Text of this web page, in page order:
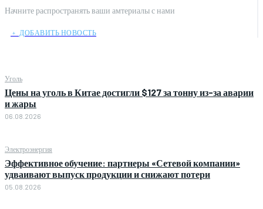
Начните распространять ваши амтериалы с нами
﹢ ДОБАВИТЬ НОВОСТЬ
Уголь
Цены на уголь в Китае достигли $127 за тонну из-за аварии
и жары
06.08.2026
Электроэнергия
Эффективное обучение: партнеры «Сетевой компании»
удваивают выпуск продукции и снижают потери
05.08.2026